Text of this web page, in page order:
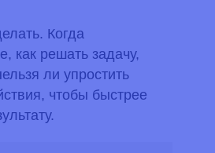
Когда
как решать задачу,
ли упростить
чтобы быстрее